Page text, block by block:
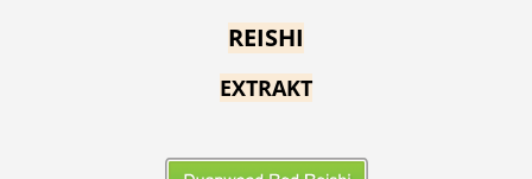
REISHI
EXTRAKT